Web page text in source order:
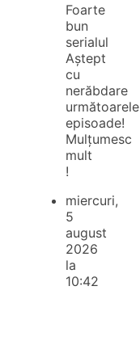
Foarte
bun
serialul
Aștept
cu
nerăbdare
următoarele
episoade!
Mulțumesc
mult
!
miercuri,
5
august
2026
la
10:42